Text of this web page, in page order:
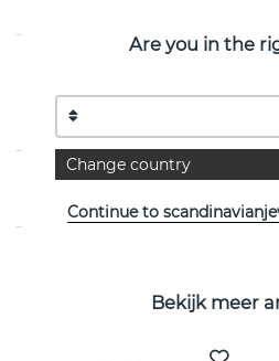
Little Cross is een sterling
het Zweedse Efva Attling
EIGENSCHAPPEN
Bekijk meer
Are you in the
Change country
Continue to